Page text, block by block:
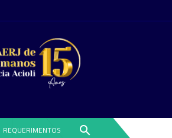
REQUERIMENTOS search